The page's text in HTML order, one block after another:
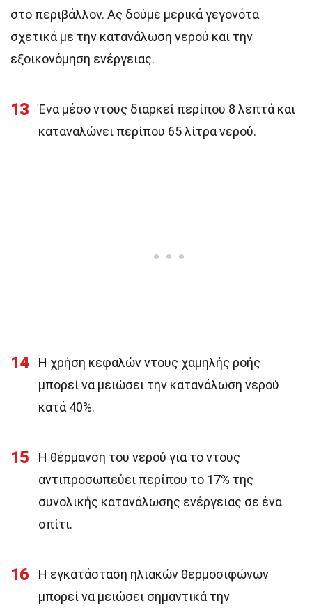
στο περιβάλλον. Ας δούμε μερικά γεγονότα
σχετικά με την κατανάλωση νερού και την
εξοικονόμηση ενέργειας.
13
Ένα μέσο ντους διαρκεί περίπου 8 λεπτά και
καταναλώνει περίπου 65 λίτρα νερού.
14
Η χρήση κεφαλών ντους χαμηλής ροής
μπορεί να μειώσει την κατανάλωση νερού
κατά 40%.
15
Η θέρμανση του νερού για το ντους
αντιπροσωπεύει περίπου το 17% της
συνολικής κατανάλωσης ενέργειας σε ένα
σπίτι.
16
Η εγκατάσταση ηλιακών θερμοσιφώνων
μπορεί να μειώσει σημαντικά την